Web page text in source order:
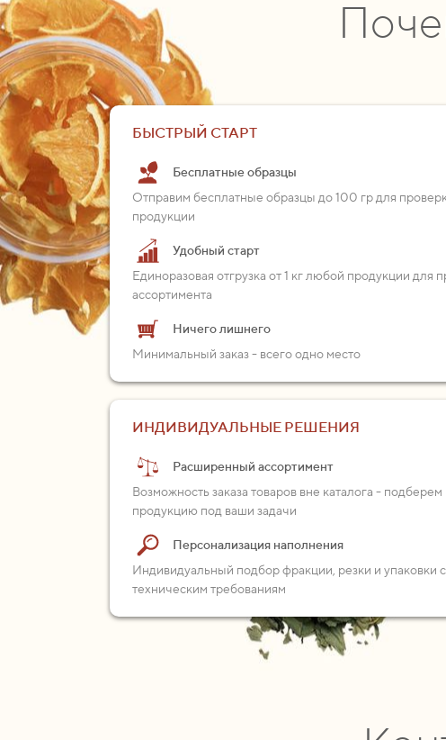
БЫСТРЫЙ СТАРТ
Бесплатные образцы
Отправим бесплатные образцы до 100 гр для
продукции
Удобный старт
Единоразовая отгрузка от 1 кг любой продукции для
ассортимента
Ничего лишнего
Минимальный заказ - всего одно место
ИНДИВИДУАЛЬНЫЕ РЕШЕНИЯ
Расширенный ассортимент
Возможность заказа товаров вне каталога - подберем
продукцию под ваши задачи
Персонализация наполнения
Индивидуальный подбор фракции, резки и упаковки
техническим требованиям